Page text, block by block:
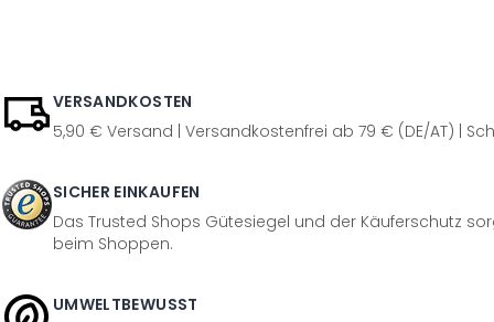
VERSANDKOSTEN
5,90 € Versand | Versandkostenfrei ab 79 € (DE/AT) |
SICHER EINKAUFEN
Das Trusted Shops Gütesiegel und der Käuferschutz
beim Shoppen.
UMWELTBEWUSST